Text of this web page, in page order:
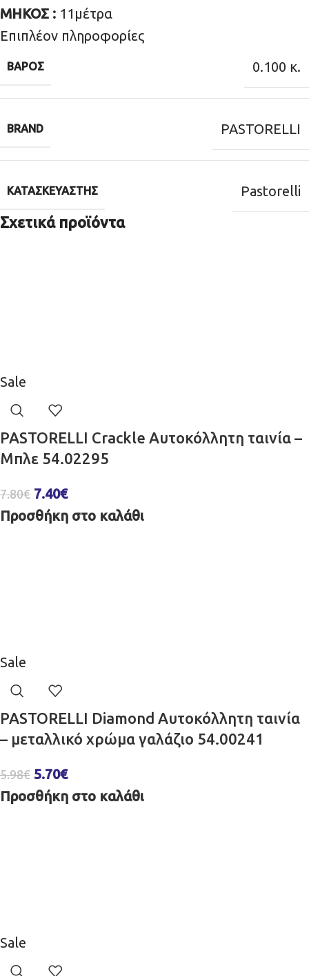
ΜΗΚΟΣ : 11μέτρα
Επιπλέον πληροφορίες
ΒΆΡΟΣ 0.100 κ.
BRAND PASTORELLI
ΚΑΤΑΣΚΕΥΑΣΤΉΣ Pastorelli
Σχετικά προϊόντα
Sale
PASTORELLI Crackle Αυτοκόλλητη ταινία –
Μπλε 54.02295
7.80€ 7.40€
Προσθήκη στο καλάθι
Sale
PASTORELLI Diamond Αυτοκόλλητη ταινία
– μεταλλικό χρώμα γαλάζιο 54.00241
5.98€ 5.70€
Προσθήκη στο καλάθι
Sale